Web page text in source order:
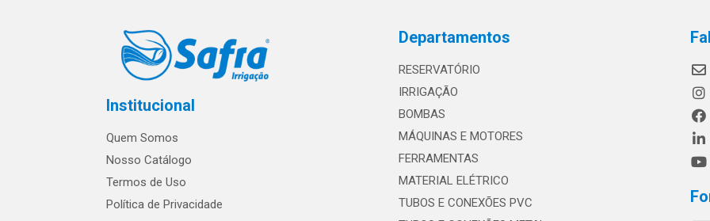
Institucional
Quem Somos
Nosso Catálogo
Termos de Uso
Política de Privacidade
Departamentos
RESERVATÓRIO
IRRIGAÇÃO
BOMBAS
MÁQUINAS E MOTORES
FERRAMENTAS
MATERIAL ELÉTRICO
TUBOS E CONEXÕES PVC